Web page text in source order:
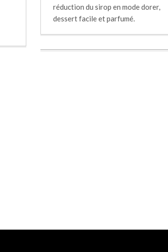
réduction du sirop en mode dorer,
dessert facile et parfumé.